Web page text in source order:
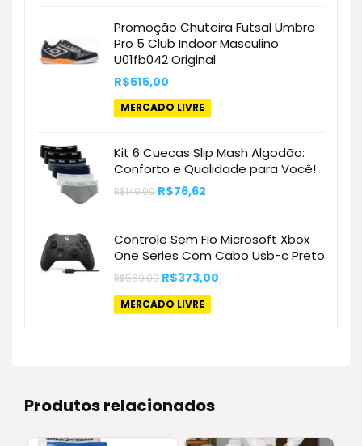
Promoção Chuteira Futsal Umbro
Pro 5 Club Indoor Masculino
U01fb042 Original
R$515,00
MERCADO LIVRE
Kit 6 Cuecas Slip Mash Algodão:
Conforto e Qualidade para Você!
R$149,90 O
R$149,90.
R$76,62
R$76,62.
Controle Sem Fio Microsoft Xbox
One Series Com Cabo Usb-c Preto
R$569,00 O
original
era:
R$373,00
MERCADO LIVRE
Produtos relacionados